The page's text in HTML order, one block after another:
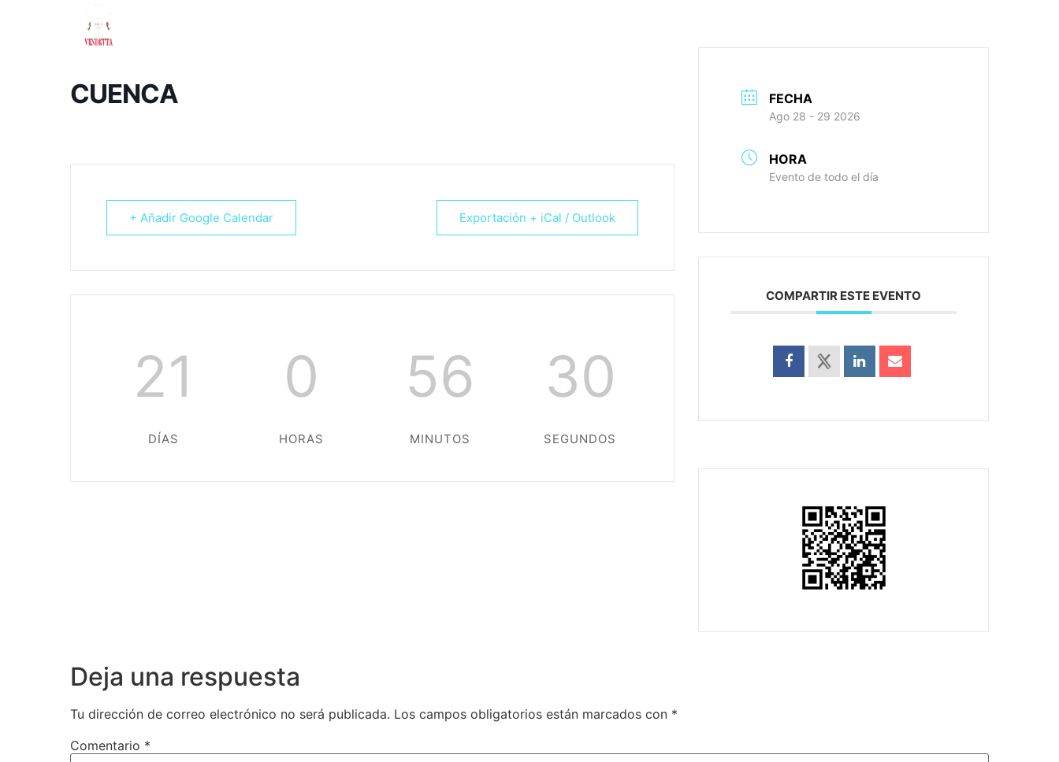
CUENCA
+ Añadir Google Calendar Exportación + iCal / Outlook
21
DÍAS
0
HORAS
56
MINUTOS
29
SEGUNDOS
FECHA
Ago 28 - 29 2026
HORA
Evento de todo el día
COMPARTIR ESTE EVENTO
Deja una respuesta
Tu dirección de correo electrónico no será publicada. Los campos obligatorios están marcados con *
Comentario *